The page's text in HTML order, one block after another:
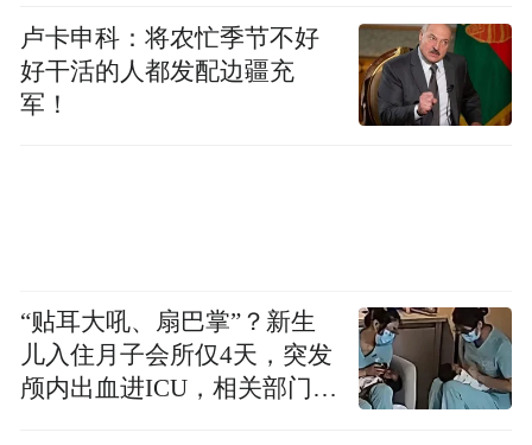
卢卡申科：将农忙季节不好
好干活的人都发配边疆充
军！
“贴耳大吼、扇巴掌”？新生
儿入住月子会所仅4天，突发
颅内出血进ICU，相关部门已